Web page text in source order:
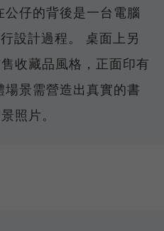
仔的背後是一台電腦
設計過程。 桌面上另
收藏品風格，正面印有
景需營造出真實的書
照片。